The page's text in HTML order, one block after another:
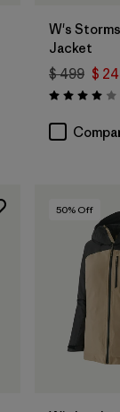
W's
Jacket
$ 499 $
Valoración:
50% Off